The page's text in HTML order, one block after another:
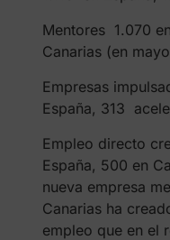
Mentores 1.070
Canarias (en
Empresas
España, 313
Empleo directo
España, 500 en
nueva empresa
Canarias ha
empleo que en el